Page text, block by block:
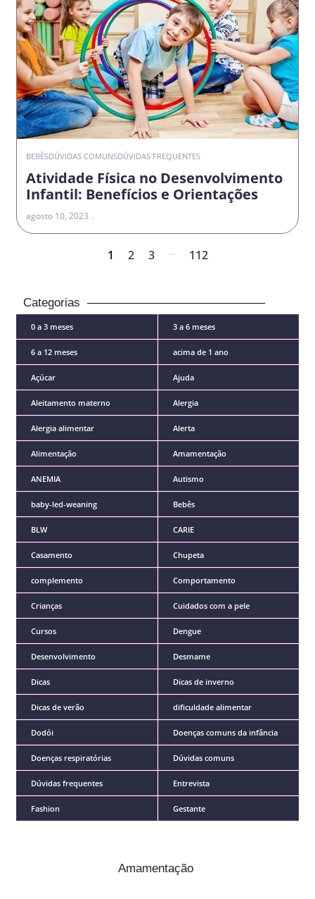
BEBÊSDÚVIDAS COMUNSDÚVIDAS FREQUENTES
Atividade Física no Desenvolvimento
Infantil: Benefícios e Orientações
agosto 10, 2023
1 2 3 ... 112
Categorias
0 a 3 meses 3 a 6 meses
6 a 12 meses acima de 1 ano
Açúcar Ajuda
Aleitamento materno Alergia
Alergia alimentar Alerta
Alimentação Amamentação
ANEMIA Autismo
baby-led-weaning Bebês
BLW CARIE
Casamento Chupeta
complemento Comportamento
Crianças Cuidados com a pele
Cursos Dengue
Desenvolvimento Desmame
Dicas Dicas de inverno
Dicas de verão dificuldade alimentar
Dodói Doenças comuns da infância
Doenças respiratórias Dúvidas comuns
Dúvidas frequentes Entrevista
Fashion Gestante
Amamentação